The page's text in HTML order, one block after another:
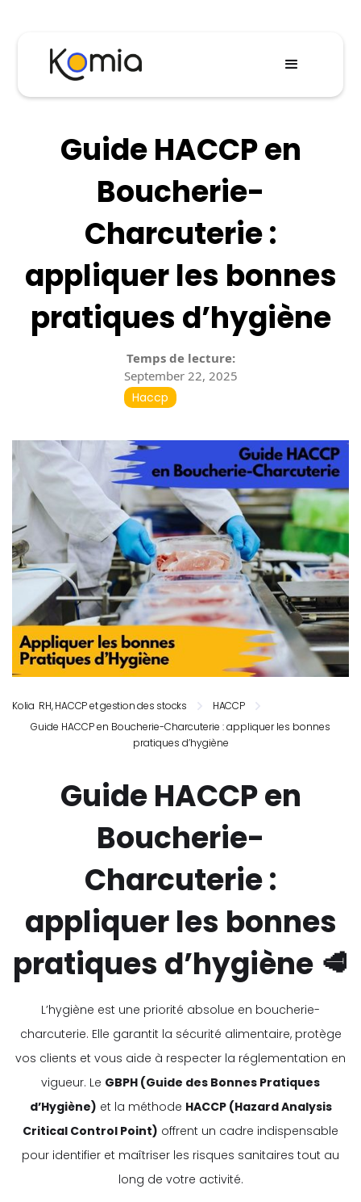
Guide HACCP en
Boucherie-
Charcuterie :
appliquer les bonnes
pratiques d’hygiène
Temps de lecture:
September 22, 2025
Haccp
Kolia RH, HACCP et gestion des stocks
HACCP
Guide HACCP en Boucherie-Charcuterie : appliquer les bonnes
pratiques d’hygiène
Guide HACCP en
Boucherie-
Charcuterie :
appliquer les bonnes
pratiques d’hygiène 🥩
L’hygiène est une priorité absolue en boucherie-
charcuterie. Elle garantit la sécurité alimentaire, protège
vos clients et vous aide à respecter la réglementation en
vigueur. Le GBPH (Guide des Bonnes Pratiques
d’Hygiène) et la méthode HACCP (Hazard Analysis
Critical Control Point) offrent un cadre indispensable
pour identifier et maîtriser les risques sanitaires tout au
long de votre activité.